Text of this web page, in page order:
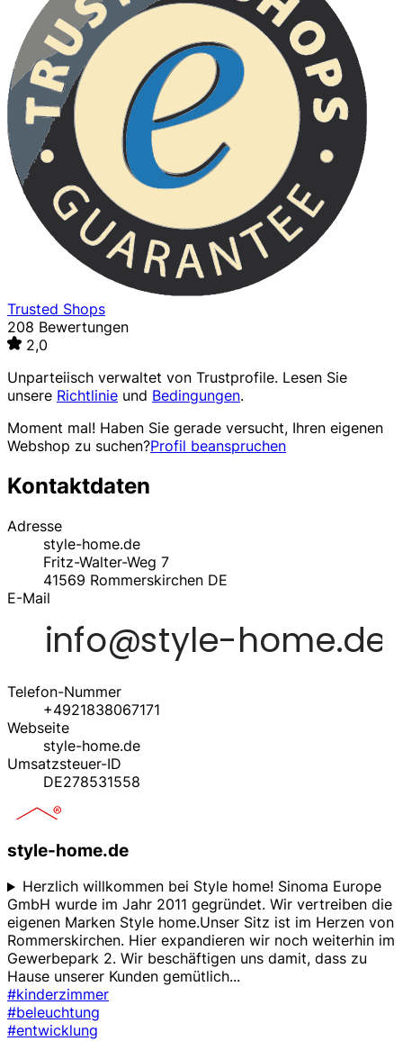
Trusted Shops
208 Bewertungen
2,0
Unparteiisch verwaltet von Trustprofile. Lesen Sie
unsere Richtlinie und Bedingungen.
Moment mal! Haben Sie gerade versucht, Ihren eigenen
Webshop zu suchen?Profil beanspruchen
Kontaktdaten
Adresse
style-home.de
Fritz-Walter-Weg 7
41569 Rommerskirchen DE
E-Mail
Telefon-Nummer
+4921838067171
Webseite
style-home.de
Umsatzsteuer-ID
DE278531558
style-home.de
Herzlich willkommen bei Style home! Sinoma Europe
GmbH wurde im Jahr 2011 gegründet. Wir vertreiben die
eigenen Marken Style home.Unser Sitz ist im Herzen von
Rommerskirchen. Hier expandieren wir noch weiterhin im
Gewerbepark 2. Wir beschäftigen uns damit, dass zu
Hause unserer Kunden gemütlich...
#kinderzimmer
#beleuchtung
#entwicklung